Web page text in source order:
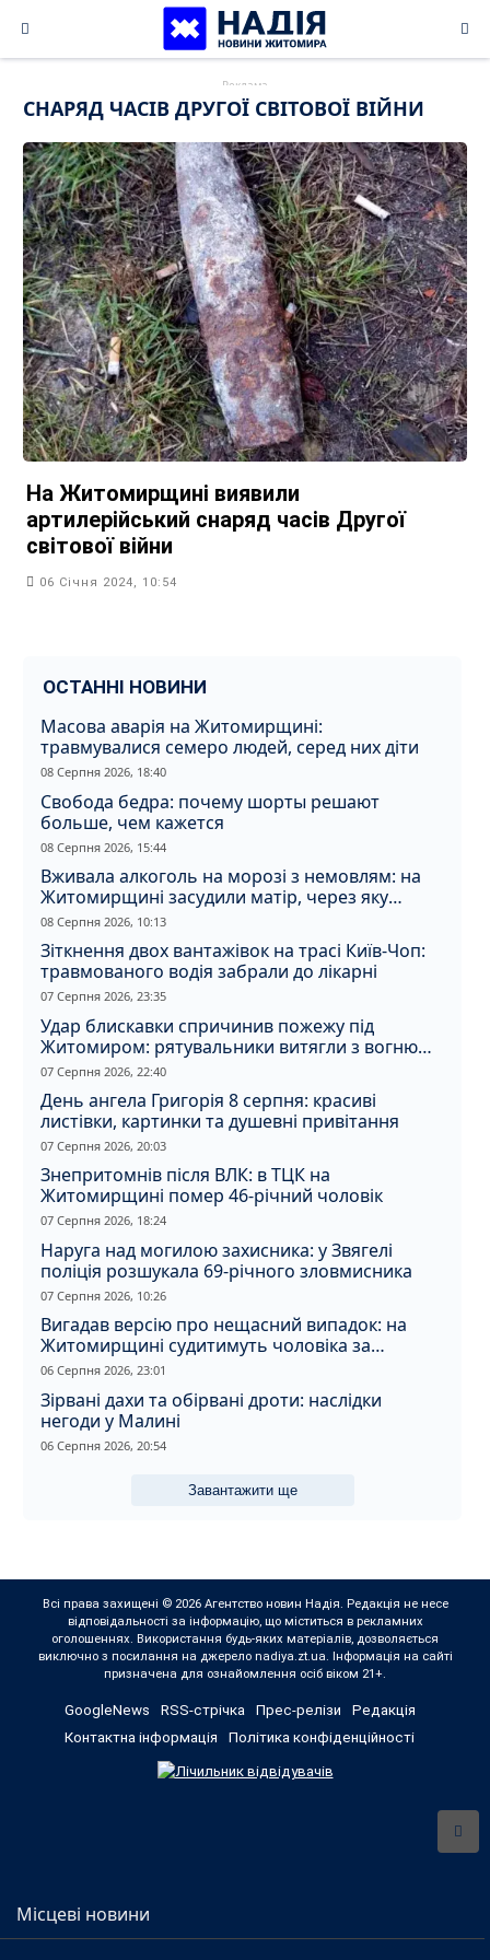
content
СНАРЯД ЧАСІВ ДРУГОЇ СВІТОВОЇ ВІЙНИ
На Житомирщині виявили
артилерійський снаряд часів Другої
світової війни
06 Січня 2024, 10:54
ОСТАННІ НОВИНИ
Масова аварія на Житомирщині:
травмувалися семеро людей, серед них діти
08 Серпня 2026, 18:40
Свобода бедра: почему шорты решают
больше, чем кажется
08 Серпня 2026, 15:44
Вживала алкоголь на морозі з немовлям: на
Житомирщині засудили матір, через яку
дитина отримала обмороження
08 Серпня 2026, 10:13
Зіткнення двох вантажівок на трасі Київ-Чоп:
травмованого водія забрали до лікарні
07 Серпня 2026, 23:35
Удар блискавки спричинив пожежу під
Житомиром: рятувальники витягли з вогню
кота
07 Серпня 2026, 22:40
День ангела Григорія 8 серпня: красиві
листівки, картинки та душевні привітання
07 Серпня 2026, 20:03
Знепритомнів після ВЛК: в ТЦК на
Житомирщині помер 46-річний чоловік
07 Серпня 2026, 18:24
Наруга над могилою захисника: у Звягелі
поліція розшукала 69-річного зловмисника
07 Серпня 2026, 10:26
Вигадав версію про нещасний випадок: на
Житомирщині судитимуть чоловіка за
вбивство співмешканки
06 Серпня 2026, 23:01
Зірвані дахи та обірвані дроти: наслідки
негоди у Малині
06 Серпня 2026, 20:54
Завантажити ще
Всі права захищені © 2026 Агентство новин Надія. Редакція не несе
відповідальності за інформацію, що міститься в рекламних
оголошеннях. Використання будь-яких матеріалів, дозволяється
виключно з посилання на джерело nadiya.zt.ua. Інформація на сайті
призначена для ознайомлення осіб віком 21+.
GoogleNews RSS-стрічка Прес-релізи
Редакція
Контактна інформація
Політика конфіденційності
Місцеві новини